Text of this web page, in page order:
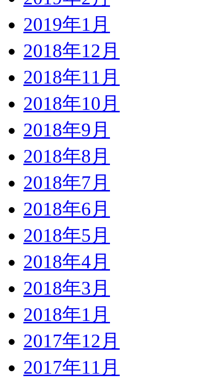
2019年1月
2018年12月
2018年11月
2018年10月
2018年9月
2018年8月
2018年7月
2018年6月
2018年5月
2018年4月
2018年3月
2018年1月
2017年12月
2017年11月